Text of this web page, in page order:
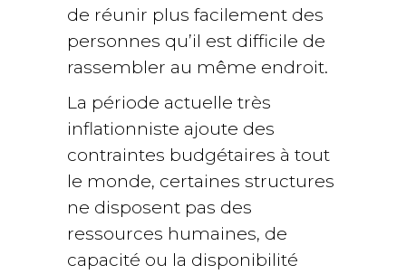
de réunir plus facilement des
personnes qu’il est difficile de
rassembler au même endroit.
La période actuelle très
inflationniste ajoute des
contraintes budgétaires à tout
le monde, certaines structures
ne disposent pas des
ressources humaines, de
capacité ou la disponibilité